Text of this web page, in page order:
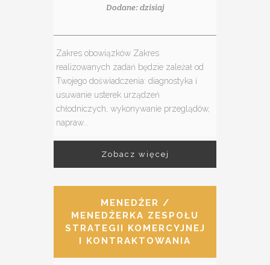
Dodane: dzisiaj
Zakres obowiązków Zakres
realizowanych zadań będzie zależał od
Twojego doświadczenia: diagnostyka i
usuwanie usterek urządzeń
chłodniczych, wykonywanie przeglądów,
napraw...
Zobacz więcej
MENEDŻER /
MENEDŻERKA ZESPOŁU
STRATEGII KOMERCYJNEJ
I KONTRAKTOWANIA